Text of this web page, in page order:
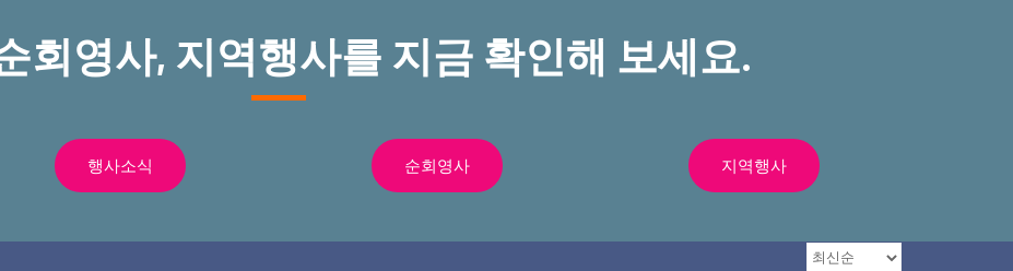
회영사, 지역행사를 지금 확인해 보세요.
행사소식 순회영사 지역행사